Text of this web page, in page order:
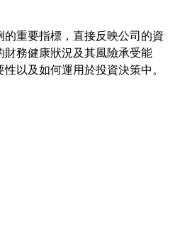
重要指標，直接反映公司的資
務健康狀況及其風險承受能
以及如何運用於投資決策中。